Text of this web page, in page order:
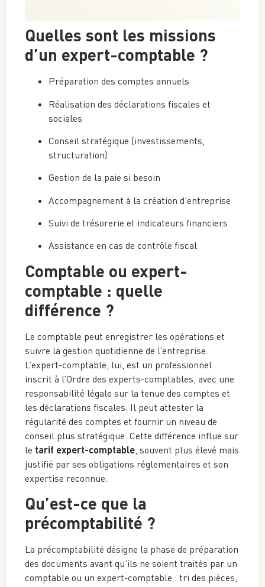
Quelles sont les missions
d’un expert-comptable ?
Préparation des comptes annuels
Réalisation des déclarations fiscales et
sociales
Conseil stratégique (investissements,
structuration)
Gestion de la paie si besoin
Accompagnement à la création d’entreprise
Suivi de trésorerie et indicateurs financiers
Assistance en cas de contrôle fiscal
Comptable ou expert-
comptable : quelle
différence ?
Le comptable peut enregistrer les opérations et
suivre la gestion quotidienne de l’entreprise.
L’expert-comptable, lui, est un professionnel
inscrit à l’Ordre des experts-comptables, avec une
responsabilité légale sur la tenue des comptes et
les déclarations fiscales. Il peut attester la
régularité des comptes et fournir un niveau de
conseil plus stratégique. Cette différence influe sur
le tarif expert-comptable , souvent plus élevé mais
justifié par ses obligations réglementaires et son
expertise reconnue.
Qu’est-ce que la
précomptabilité ?
La précomptabilité désigne la phase de préparation
des documents avant qu’ils ne soient traités par un
comptable ou un expert-comptable : tri des pièces,